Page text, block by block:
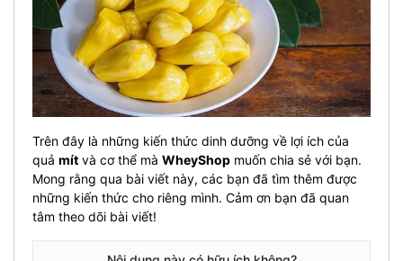
Trên đây là những kiến thức dinh dưỡng về lợi ích của
quả mít và cơ thể mà WheyShop muốn chia sẻ với bạn.
Mong rằng qua bài viết này, các bạn đã tìm thêm được
những kiến thức cho riêng mình. Cảm ơn bạn đã quan
tâm theo dõi bài viết!